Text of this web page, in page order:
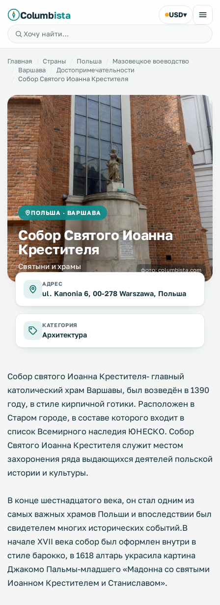
Columbista USD▾
Главная Страны Польша
Мазовецкое воеводство
Варшава
Достопримечательности
Собор Святого Иоанна Крестителя
ПОЛЬША · ВАРШАВА
Собор Святого Иоанна
Крестителя
Святыни и храмы фото: columbista.com
АДРЕС
ul. Kanonia 6, 00-278 Warszawa, Польша
КАТЕГОРИЯ
Архитектура
Собор святого Иоанна Крестителя- главный
католический храм Варшавы, был возведён в 1390
году, в стиле кирпичной готики. Расположен в
Старом городе, в составе которого входит в
список Всемирного наследия ЮНЕСКО. Собор
Святого Иоанна Крестителя служит местом
захоронения ряда выдающихся деятелей польской
истории и культуры.
В конце шестнадцатого века, он стал одним из
самых важных храмов Польши и впоследствии был
свидетелем многих исторических событий.В
начале XVII века собор был оформлен внутри в
стиле барокко, в 1618 алтарь украсила картина
Джакомо Пальмы-младшего «Мадонна со святыми
Иоанном Крестителем и Станиславом».